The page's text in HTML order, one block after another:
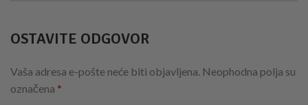
OSTAVITE ODGOVOR
Vaša adresa e-pošte neće biti objavljena. Neophodna polja su
označena *